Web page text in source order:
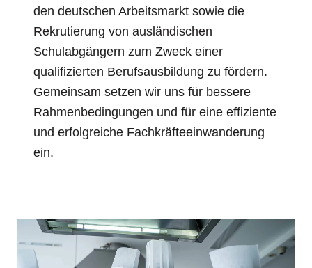
den deutschen Arbeitsmarkt sowie die
Rekrutierung von ausländischen
Schulabgängern zum Zweck einer
qualifizierten Berufsausbildung zu fördern.
Gemeinsam setzen wir uns für bessere
Rahmenbedingungen und für eine effiziente
und erfolgreiche Fachkräfteeinwanderung
ein.